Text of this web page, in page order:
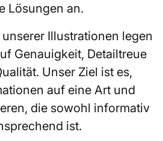
Lösungen an.
Illustrationen legen
Genauigkeit, Detailtreue
Unser Ziel ist es,
auf eine Art und
die sowohl informativ
ist.